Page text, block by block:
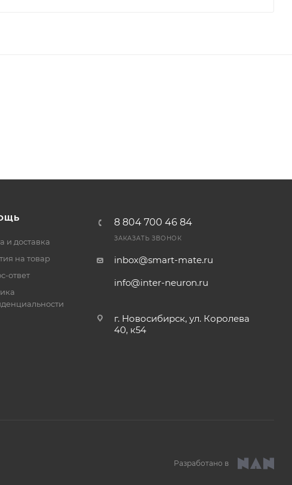
и доставка
на товар
ответ
8 804 700 46 84
ЗАКАЗАТЬ ЗВОНОК
inbox@smart-mate.ru
info@inter-neuron.ru
г. Новосибирск, ул. Королева
40, к54
Разработано в